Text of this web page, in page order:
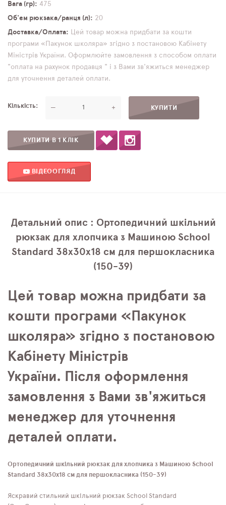
Вага (гр)
475
Об'єм рюкзака/ранця (л)
20
Доставка/Оплата
Цей товар можна придбати за кошти
програми «Пакунок школяра» згідно з постановою Кабінету
Міністрів України. Оформлюйте замовлення з способом оплати
"оплата на рахунок продавця " і з Вами зв'яжиться менеджер
для уточнення деталей оплати.
Кількість — +
КУПИТИ В 1 КЛІК
ВІДЕООГЛЯД
Детальний опис : Ортопедичний шкільний
рюкзак для хлопчика з Машиною School
Standard 38х30х18 см для першокласника
(150-39)
Цей товар можна придбати за
кошти програми «Пакунок
школяра» згідно з постановою
Кабінету Міністрів
України. Після оформлення
замовлення з Вами зв'яжиться
менеджер для уточнення
деталей оплати.
Ортопедичний шкільний рюкзак для хлопчика з Машиною School
Standard 38х30х18 см для першокласника (150-39)
Яскравий стильний шкільний рюкзак School Standard